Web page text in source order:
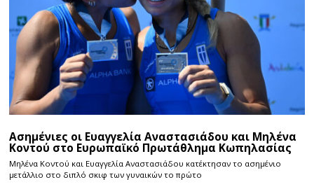
Ασημένιες οι Ευαγγελία Αναστασιάδου και Μηλένα
Κοντού στο Ευρωπαϊκό Πρωτάθλημα Κωπηλασίας
Μηλένα Κοντού και Ευαγγελία Αναστασιάδου κατέκτησαν το ασημένιο
μετάλλιο στο διπλό σκιφ των γυναικών το πρώτο